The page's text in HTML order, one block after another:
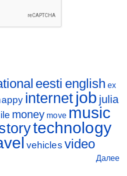
eesti english ex
internet job julia
money move music
technology
vehicles video
Далее